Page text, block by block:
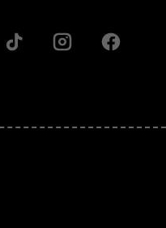
Facebook
Instagram